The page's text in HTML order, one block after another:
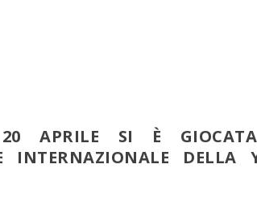
APRILE SI È
INTERNAZIONALE DELLA